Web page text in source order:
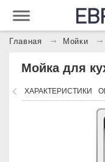
Главная Мойки
Мойка для
ХАРАКТЕРИСТИКИ